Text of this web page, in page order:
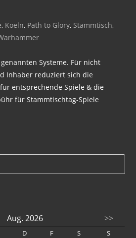
, Koeln, Path to Glory, Stammtisch,
Systeme. Für nicht
Inhaber reduziert sich die
entsprechende Spiele & die
für Stammtischtag-Spiele
Aug. 2026 >>
D F S
S